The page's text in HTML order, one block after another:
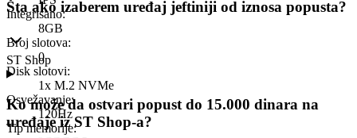
Integrisano:
8GB
Broj slotova:
0
Disk slotovi:
1x M.2 NVMe
Osvežavanje:
120Hz
Tip memorije:
Šta ako izaberem uređaj jeftiniji od iznosa popusta?
ST Shop
Ko može da ostvari popust do 15.000 dinara na
uređaje iz ST Shop-a?